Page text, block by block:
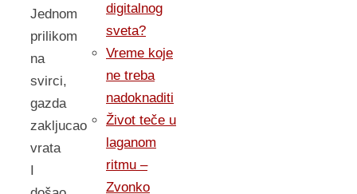
Jednom
prilikom
na
svirci,
gazda
zakljucao
vrata
I
digitalnog
sveta?
Vreme koje
ne treba
nadoknaditi
Život teče u
laganom
ritmu –
Zvonko